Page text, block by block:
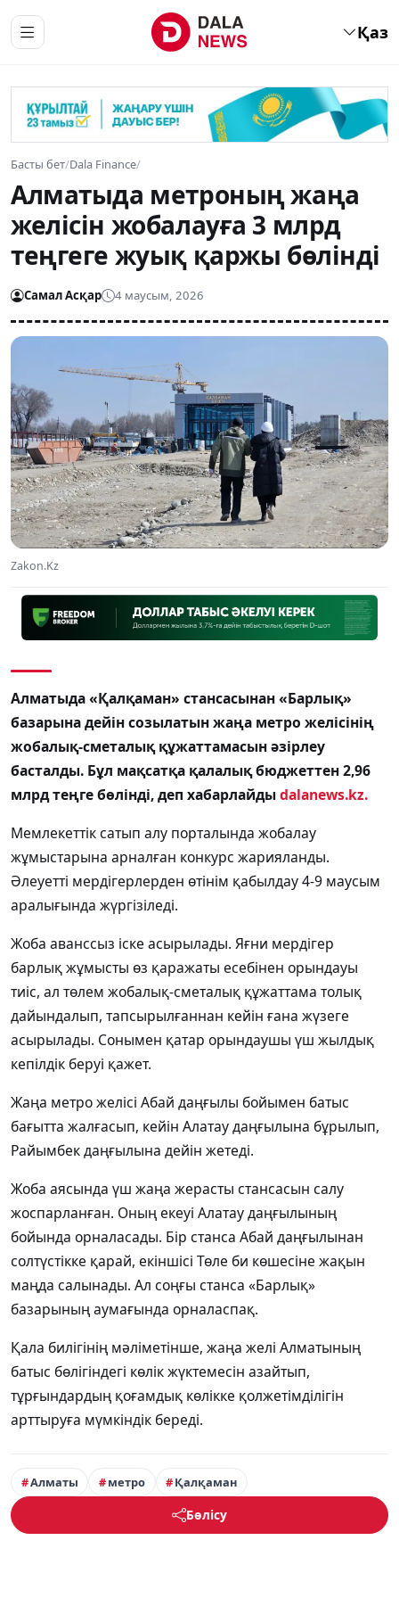
Қаз
Басты бет/Dala Finance/
Алматыда метроның жаңа
желісін жобалауға 3 млрд
теңгеге жуық қаржы бөлінді
Самал Асқар 4 маусым, 2026
Zakon.Kz
Алматыда «Қалқаман» стансасынан «Барлық»
базарына дейін созылатын жаңа метро желісінің
жобалық-сметалық құжаттамасын әзірлеу
басталды. Бұл мақсатқа қалалық бюджеттен 2,96
млрд теңге бөлінді, деп хабарлайды dalanews.kz.
Мемлекеттік сатып алу порталында жобалау
жұмыстарына арналған конкурс жарияланды.
Әлеуетті мердігерлерден өтінім қабылдау 4-9 маусым
аралығында жүргізіледі.
Жоба аванссыз іске асырылады. Яғни мердігер
барлық жұмысты өз қаражаты есебінен орындауы
тиіс, ал төлем жобалық-сметалық құжаттама толық
дайындалып, тапсырылғаннан кейін ғана жүзеге
асырылады. Сонымен қатар орындаушы үш жылдық
кепілдік беруі қажет.
Жаңа метро желісі Абай даңғылы бойымен батыс
бағытта жалғасып, кейін Алатау даңғылына бұрылып,
Райымбек даңғылына дейін жетеді.
Жоба аясында үш жаңа жерасты стансасын салу
жоспарланған. Оның екеуі Алатау даңғылының
бойында орналасады. Бір станса Абай даңғылынан
солтүстікке қарай, екіншісі Төле би көшесіне жақын
маңда салынады. Ал соңғы станса «Барлық»
базарының аумағында орналаспақ.
Қала билігінің мәліметінше, жаңа желі Алматының
батыс бөлігіндегі көлік жүктемесін азайтып,
тұрғындардың қоғамдық көлікке қолжетімділігін
арттыруға мүмкіндік береді.
Алматы метро Қалқаман
Бөлісу